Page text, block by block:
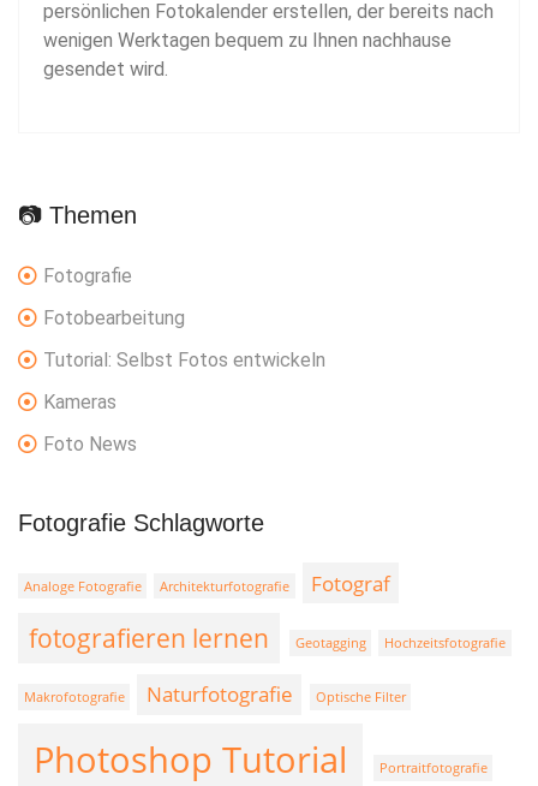
persönlichen Fotokalender erstellen, der bereits nach
wenigen Werktagen bequem zu Ihnen nachhause
gesendet wird.
📷 Themen
Fotografie
Fotobearbeitung
Tutorial: Selbst Fotos entwickeln
Kameras
Foto News
Fotografie Schlagworte
Analoge Fotografie Architekturfotografie Fotograf
fotografieren lernen Geotagging Hochzeitsfotografie
Makrofotografie Naturfotografie Optische Filter
Photoshop Tutorial Portraitfotografie